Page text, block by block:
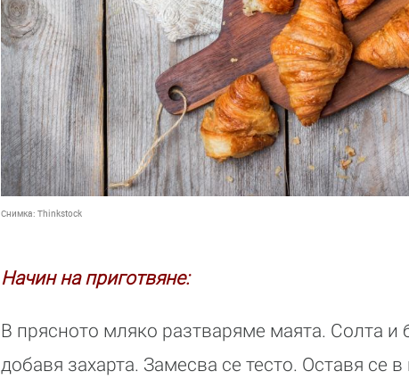
Снимка: Thinkstock
Начин на приготвяне:
В прясното мляко разтваряме маята. Солта и
добавя захарта. Замесва се тесто. Оставя се